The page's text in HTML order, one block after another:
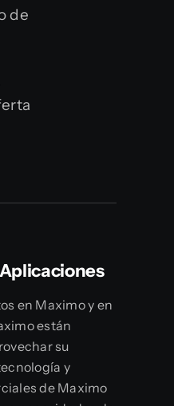
de
en Maximo y en
están
su
y
de Maximo